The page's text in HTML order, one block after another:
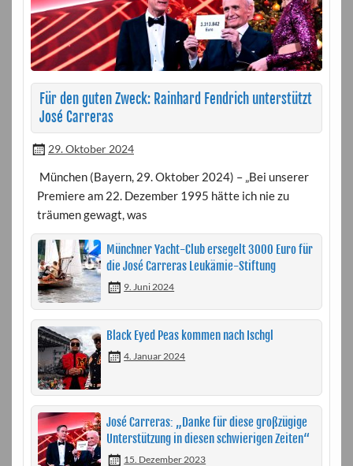
Für den guten Zweck: Rainhard Fendrich unterstützt
José Carreras
29. Oktober 2024
München (Bayern, 29. Oktober 2024) – „Bei unserer
Premiere am 22. Dezember 1995 hätte ich nie zu
träumen gewagt, was
Münchner Yacht-Club ersegelt 3000 Euro für
die José Carreras Leukämie-Stiftung
9. Juni 2024
Black Eyed Peas kommen nach Ischgl
4. Januar 2024
José Carreras: „Danke für diese großzügige
Unterstützung in diesen schwierigen Zeiten“
15. Dezember 2023